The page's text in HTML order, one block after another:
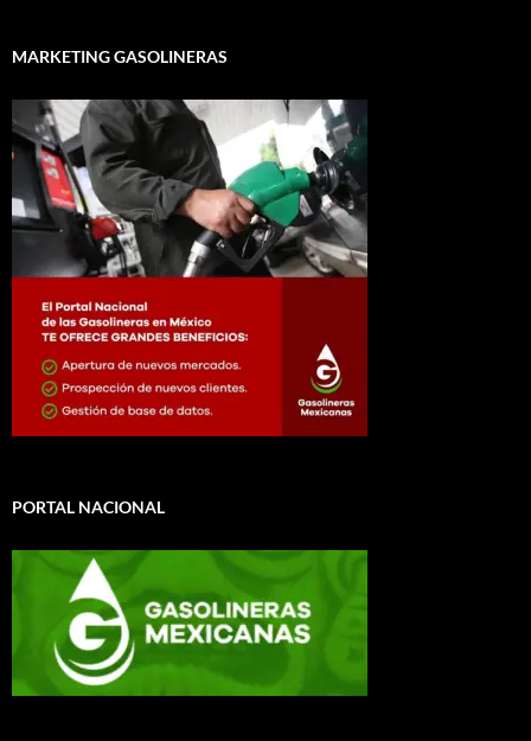
MARKETING GASOLINERAS
PORTAL NACIONAL